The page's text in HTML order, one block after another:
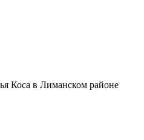
Коса в Лиманском районе